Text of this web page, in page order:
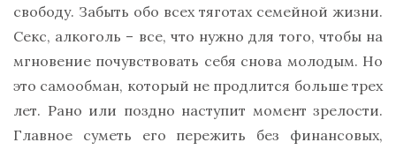
свободу. Забыть обо всех тяготах семейной жизни.
Секс, алкоголь – все, что нужно для того, чтобы на
мгновение почувствовать себя снова молодым. Но
это самообман, который не продлится больше трех
лет. Рано или поздно наступит момент зрелости.
Главное суметь его пережить без финансовых,